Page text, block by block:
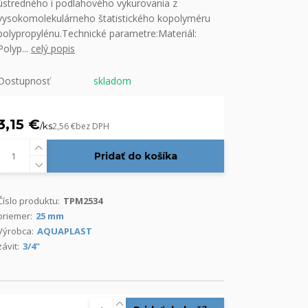
i podlahového vykurovania z
štatistického kopolyméru
parametre:Materiál:
celý popis
skladom
€/ks2,56 €bez DPH
Pridať do košíka
produktu: TPM2534
25 mm
AQUAPLAST
3/4"